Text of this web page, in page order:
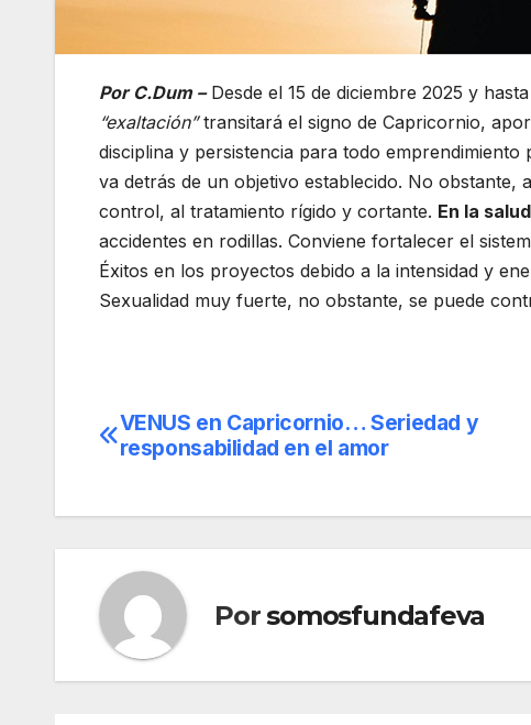
Por C.Dum – Desde el 15 de diciembre 2025 y
“exaltación”transitará el signo de Capricornio,
disciplina y persistencia para todo
va detrás de un objetivo establecido. No obstante,
control, al tratamiento rígido y cortante. En la
accidentes en rodillas. Conviene fortalecer el
Éxitos en los proyectos debido a la intensidad y
Sexualidad muy fuerte, no obstante, se puede
Navegación
entradas
VENUS en Capricornio… Seriedad y
responsabilidad en el amor
Porsomosfundafeva